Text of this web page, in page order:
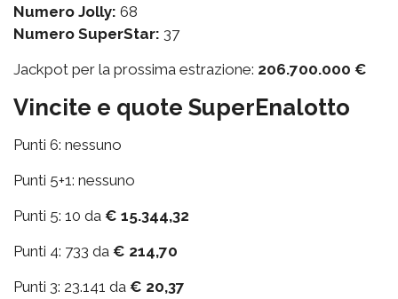
Numero Jolly: 68
Numero SuperStar: 37
Jackpot per la prossima estrazione: 206.700.000 €
Vincite e quote SuperEnalotto
Punti 6: nessuno
Punti 5+1: nessuno
Punti 5: 10 da € 15.344,32
Punti 4: 733 da € 214,70
Punti 3: 23.141 da € 20,37